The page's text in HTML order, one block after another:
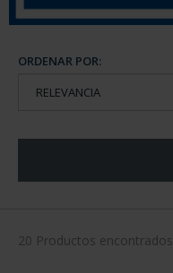
ORDENAR POR:
20 Productos encontrados